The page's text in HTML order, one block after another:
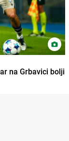
na Grbavici bolji